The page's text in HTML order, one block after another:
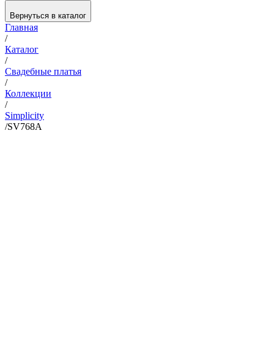
Вернуться в каталог
Главная
/
Каталог
/
Свадебные платья
/
Коллекции
/
Simplicity
/SV768A